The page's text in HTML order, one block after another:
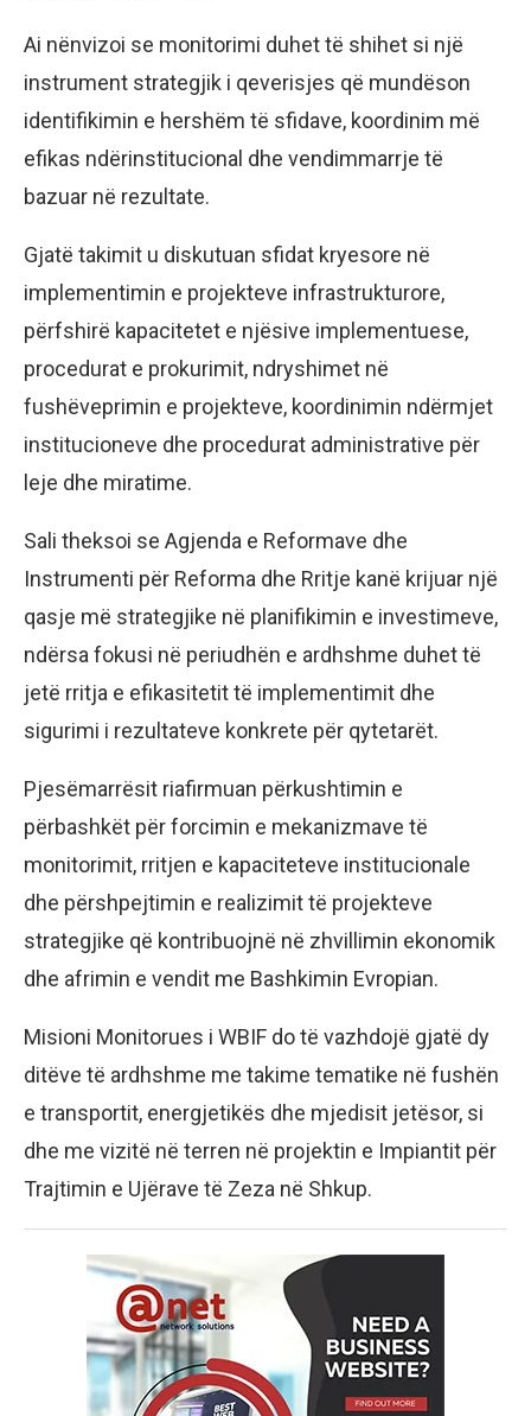
Ai nënvizoi se monitorimi duhet të shihet si një
instrument strategjik i qeverisjes që mundëson
identifikimin e hershëm të sfidave, koordinim më
efikas ndërinstitucional dhe vendimmarrje të
bazuar në rezultate.
Gjatë takimit u diskutuan sfidat kryesore në
implementimin e projekteve infrastrukturore,
përfshirë kapacitetet e njësive implementuese,
procedurat e prokurimit, ndryshimet në
fushëveprimin e projekteve, koordinimin ndërmjet
institucioneve dhe procedurat administrative për
leje dhe miratime.
Sali theksoi se Agjenda e Reformave dhe
Instrumenti për Reforma dhe Rritje kanë krijuar një
qasje më strategjike në planifikimin e investimeve,
ndërsa fokusi në periudhën e ardhshme duhet të
jetë rritja e efikasitetit të implementimit dhe
sigurimi i rezultateve konkrete për qytetarët.
Pjesëmarrësit riafirmuan përkushtimin e
përbashkët për forcimin e mekanizmave të
monitorimit, rritjen e kapaciteteve institucionale
dhe përshpejtimin e realizimit të projekteve
strategjike që kontribuojnë në zhvillimin ekonomik
dhe afrimin e vendit me Bashkimin Evropian.
Misioni Monitorues i WBIF do të vazhdojë gjatë dy
ditëve të ardhshme me takime tematike në fushën
e transportit, energjetikës dhe mjedisit jetësor, si
dhe me vizitë në terren në projektin e Impiantit për
Trajtimin e Ujërave të Zeza në Shkup.